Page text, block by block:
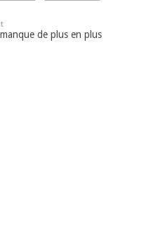
manque de plus en plus